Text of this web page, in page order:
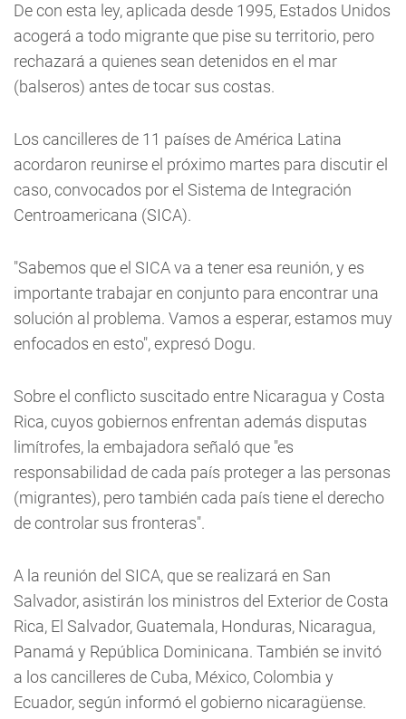
De con esta ley, aplicada desde 1995, Estados Unidos
acogerá a todo migrante que pise su territorio, pero
rechazará a quienes sean detenidos en el mar
(balseros) antes de tocar sus costas.
Los cancilleres de 11 países de América Latina
acordaron reunirse el próximo martes para discutir el
caso, convocados por el Sistema de Integración
Centroamericana (SICA).
"Sabemos que el SICA va a tener esa reunión, y es
importante trabajar en conjunto para encontrar una
solución al problema. Vamos a esperar, estamos muy
enfocados en esto", expresó Dogu.
Sobre el conflicto suscitado entre Nicaragua y Costa
Rica, cuyos gobiernos enfrentan además disputas
limítrofes, la embajadora señaló que "es
responsabilidad de cada país proteger a las personas
(migrantes), pero también cada país tiene el derecho
de controlar sus fronteras".
A la reunión del SICA, que se realizará en San
Salvador, asistirán los ministros del Exterior de Costa
Rica, El Salvador, Guatemala, Honduras, Nicaragua,
Panamá y República Dominicana. También se invitó
a los cancilleres de Cuba, México, Colombia y
Ecuador, según informó el gobierno nicaragüense.